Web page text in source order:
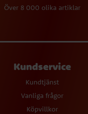
Över 8 000 olika artiklar
Kundservice
Kundtjänst
Vanliga frågor
Köpvillkor